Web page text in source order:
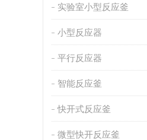
实验室小型反应釜
小型反应器
平行反应器
智能反应釜
快开式反应釜
微型快开反应釜